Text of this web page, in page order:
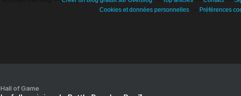
Cookies et données personnelles
Préférences
Hall of Game